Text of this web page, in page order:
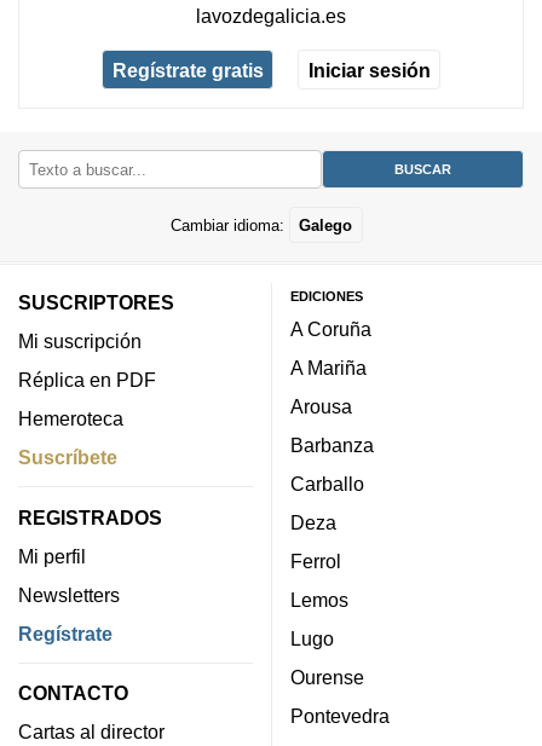
lavozdegalicia.es
Regístrate gratis Iniciar sesión
Cambiar idioma: Galego
SUSCRIPTORES
Mi suscripción
Réplica en PDF
Hemeroteca
Suscríbete
REGISTRADOS
Mi perfil
Newsletters
Regístrate
CONTACTO
Cartas al director
EDICIONES
A Coruña
A Mariña
Arousa
Barbanza
Carballo
Deza
Ferrol
Lemos
Lugo
Ourense
Pontevedra